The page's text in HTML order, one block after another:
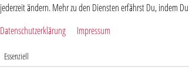
jederzeit ändern. Mehr zu den Diensten erfährst Du, indem
Datenschutzerklärung
Impressum
Essenziell
Wir benötigt Deine Zustimmung für die
VERWENDUNG